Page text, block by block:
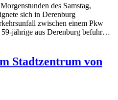
des Samstag,
sich in Derenburg
zwischen einem Pkw
jährige aus Derenburg befuhr…
Stadtzentrum von